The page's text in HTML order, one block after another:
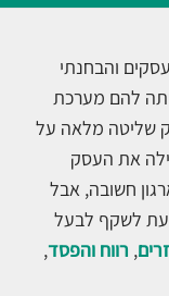
עסקים והבחנתי
להם מערכת
שליטה מלאה על
את העסק
חשובה, אבל
לשקף לבעל
, רווח והפסד,